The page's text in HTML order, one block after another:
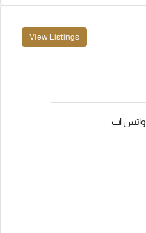
View Listings
واتس اب